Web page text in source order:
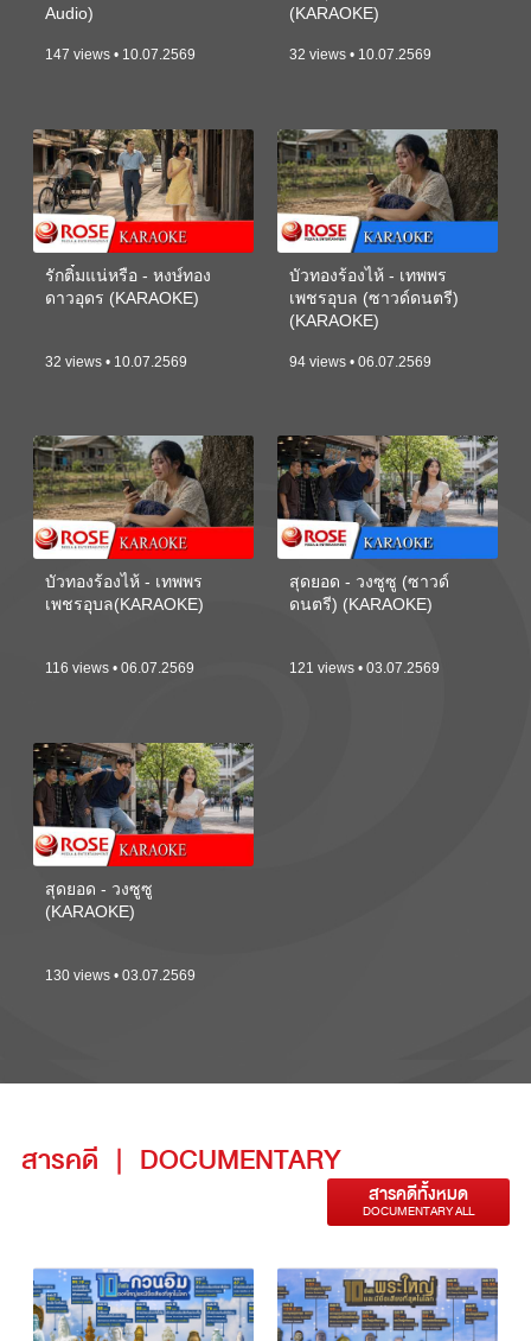
Audio)
147 views • 10.07.2569
(KARAOKE)
32 views • 10.07.2569
รักติ๋มแน่หรือ - หงษ์ทอง
ดาวอุดร (KARAOKE)
32 views • 10.07.2569
บัวทองร้องไห้ - เทพพร
เพชรอุบล (ซาวด์ดนตรี)
(KARAOKE)
94 views • 06.07.2569
บัวทองร้องไห้ - เทพพร
เพชรอุบล(KARAOKE)
116 views • 06.07.2569
สุดยอด - วงซูซู (ซาวด์
ดนตรี) (KARAOKE)
121 views • 03.07.2569
สุดยอด - วงซูซู
(KARAOKE)
130 views • 03.07.2569
สารคดี | DOCUMENTARY
สารคดีทั้งหมด
DOCUMENTARY ALL